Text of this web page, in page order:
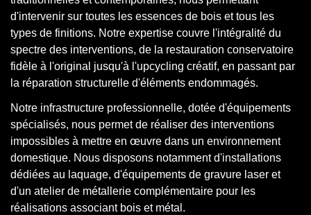
d'intervenir sur toutes les essences de bois et tous les
types de finitions. Notre expertise couvre l'intégralité du
spectre des interventions, de la restauration conservatoire
fidèle à l'original jusqu'à l'upcycling créatif, en passant par
la réparation structurelle d'éléments endommagés.
Notre infrastructure professionnelle, dotée d'équipements
spécialisés, nous permet de réaliser des interventions
impossibles à mettre en œuvre dans un environnement
domestique. Nous disposons notamment d'installations
dédiées au laquage, d'équipements de gravure laser et
d'un atelier de métallerie complémentaire pour les
réalisations associant bois et métal.